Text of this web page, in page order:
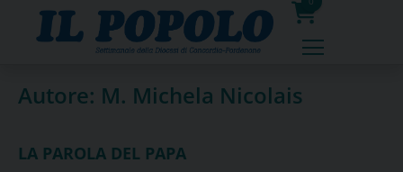
0
prodotti
Autore: M. Michela Nicolais
LA PAROLA DEL PAPA